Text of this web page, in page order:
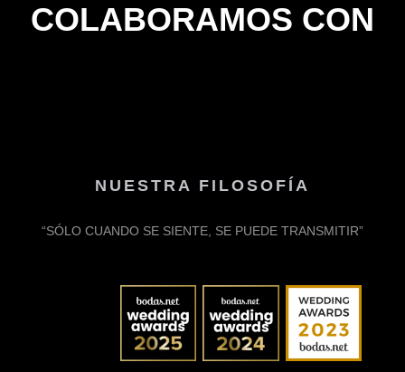
COLABORAMOS CON
NUESTRA FILOSOFÍA
“SÓLO CUANDO SE SIENTE, SE PUEDE TRANSMITIR”